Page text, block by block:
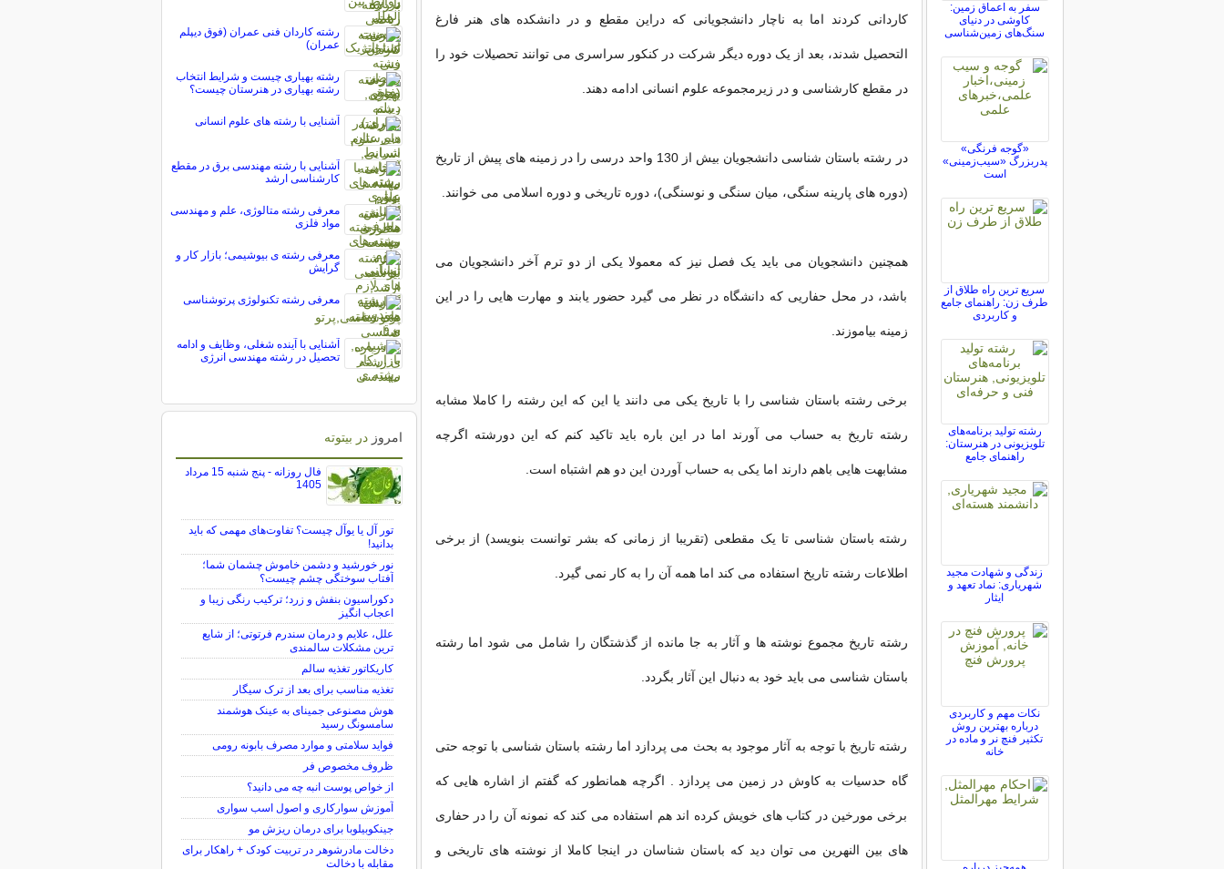
کاردانی کردند اما به ناچار دانشجویانی که دراین مقطع و در دانشکده های هنر فارغ
التحصیل شدند، بعد از یک دوره دیگر شرکت در کنکور سراسری می توانند تحصیلات خود را
در مقطع کارشناسی و در زیرمجموعه علوم انسانی ادامه دهند.
در رشته باستان شناسی دانشجویان بیش از 130 واحد درسی را در زمینه های پیش از تاریخ
(دوره های پارینه سنگی، میان سنگی و نوسنگی)، دوره تاریخی و دوره اسلامی می خوانند.
همچنین دانشجویان می باید یک فصل نیز که معمولا یکی از دو ترم آخر دانشجویان می
باشد، در محل حفاریی که دانشگاه در نظر می گیرد حضور یابند و مهارت هایی را در این
زمینه بیاموزند.
برخی رشته باستان شناسی را با تاریخ یکی می دانند یا این که این رشته را کاملا مشابه
رشته تاریخ به حساب می آورند اما در این باره باید تاکید کنم که این دورشته اگرچه
مشابهت هایی باهم دارند اما یکی به حساب آوردن این دو هم اشتباه است.
رشته باستان شناسی تا یک مقطعی (تقریبا از زمانی که بشر توانست بنویسد) از برخی
اطلاعات رشته تاریخ استفاده می کند اما همه آن را به کار نمی گیرد.
رشته تاریخ مجموع نوشته ها و آثار به جا مانده از گذشتگان را شامل می شود اما رشته
باستان شناسی می باید خود به دنبال این آثار بگردد.
رشته تاریخ با توجه به آثار موجود به بحث می پردازد اما رشته باستان شناسی با توجه حتی
گاه حدسیات به کاوش در زمین می پردازد . اگرچه همانطور که گفتم از اشاره هایی که
برخی مورخین در کتاب های خویش کرده اند هم استفاده می کند که نمونه آن را در حفاری
های بین النهرین می توان دید که باستان شناسان در اینجا کاملا از نوشته های تاریخی و
سفر به اعماق زمین:
کاوشی در دنیای
سنگ‌های زمین‌شناسی
«گوجه فرنگی»
پدربزرگ «سیب‌زمینی»
است
سریع ترین راه طلاق از
طرف زن: راهنمای جامع
و کاربردی
رشته تولید برنامه‌های
تلویزیونی در هنرستان:
راهنمای جامع
زندگی و شهادت مجید
شهریاری: نماد تعهد و
ایثار
نکات مهم و کاربردی
درباره بهترین روش
تکثیر فنچ نر و ماده در
خانه
رشته کاردان فنی عمران (فوق دیپلم
عمران)
رشته بهیاری چیست و شرایط انتخاب
رشته بهیاری در هنرستان چیست؟
آشنایی با رشته های علوم انسانی
آشنایی با رشته مهندسی برق در مقطع
کارشناسی ارشد
معرفی رشته متالوژی، علم و مهندسی
مواد فلزی
معرفی رشته ی بیوشیمی؛ بازار کار و
گرایش
معرفی رشته تکنولوژی پرتوشناسی
آشنایی با آینده شغلی، وظایف و ادامه
تحصیل در رشته مهندسی انرژی
امروز در بیتوته
فال روزانه - پنج شنبه 15 مرداد
1405
تور آل یا یوآل چیست؟ تفاوت‌های مهمی که باید
بدانید!
نور خورشید و دشمن خاموش چشمان شما؛
آفتاب سوختگی چشم چیست؟
دکوراسیون بنفش و زرد؛ ترکیب رنگی زیبا و
اعجاب انگیز
علل، علایم و درمان سندرم فرتوتی؛ از شایع
ترین مشکلات سالمندی
کاریکاتور تغذیه سالم
تغذیه مناسب برای بعد از ترک سیگار
هوش مصنوعی جمینای به عینک هوشمند
سامسونگ رسید
فواید سلامتی و موارد مصرف بابونه رومی
ظروف مخصوص فر
از خواص پوست انبه چه می دانید؟
آموزش سوارکاری و اصول اسب سواری
جینکوبیلوبا برای درمان ریزش مو
دخالت مادرشوهر در تربیت کودک + راهکار برای
مقابله با دخالت